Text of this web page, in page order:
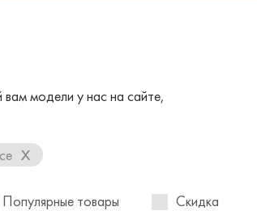
модели у нас на сайте,
x
Популярные товары Скидка